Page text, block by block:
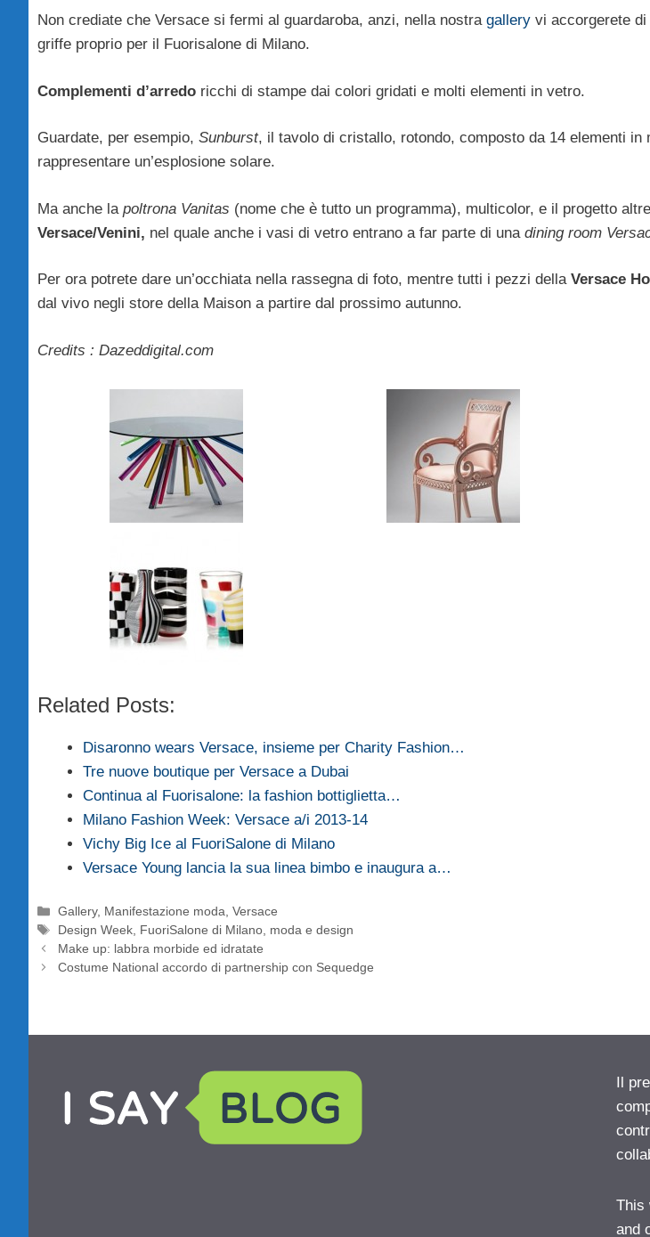
Non crediate che Versace si fermi al guardaroba, anzi, nella nostragallery vi accorgerete
griffe proprio per il Fuorisalone di Milano.
Complementi d’arredo ricchi di stampe dai colori gridati e molti elementi in vetro.
Guardate, per esempio, Sunburst, il tavolo di cristallo, rotondo, composto da 14 elementi in
rappresentare un’esplosione solare.
Ma anche la poltrona Vanitas (nome che è tutto un programma), multicolor, e il progetto
Versace/Venini, nel quale anche i vasi di vetro entrano a far parte di una dining room
Per ora potrete dare un’occhiata nella rassegna di foto, mentre tutti i pezzi della Versace
dal vivo negli store della Maison a partire dal prossimo autunno.
Credits : Dazeddigital.com
Related Posts:
Disaronno wears Versace, insieme per Charity Fashion…
Tre nuove boutique per Versace a Dubai
Continua al Fuorisalone: la fashion bottiglietta…
Milano Fashion Week: Versace a/i 2013-14
Vichy Big Ice al FuoriSalone di Milano
Versace Young lancia la sua linea bimbo e inaugura a…
Categorie
Gallery, Manifestazione moda,Versace
Tag
Design Week, FuoriSalone di Milano, moda e design
Make up: labbra morbide ed idratate
Costume National accordo di partnership con Sequedge
Il
This
and